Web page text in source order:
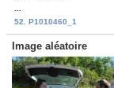
52. P1010460_1
Image aléatoire